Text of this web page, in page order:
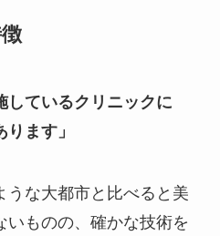
しているクリニックに
ます」
うな大都市と比べると美
いものの、確かな技術を